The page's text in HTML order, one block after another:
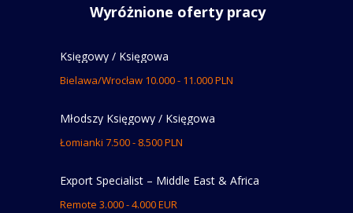
Wyróżnione oferty pracy
Księgowy / Księgowa
Bielawa/Wrocław 10.000 - 11.000 PLN
Młodszy Księgowy / Księgowa
Łomianki 7.500 - 8.500 PLN
Export Specialist – Middle East & Africa
Remote 3.000 - 4.000 EUR